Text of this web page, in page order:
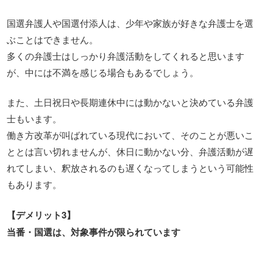
国選弁護人や国選付添人は、少年や家族が好きな弁護士を選
ぶことはできません。
多くの弁護士はしっかり弁護活動をしてくれると思います
が、中には不満を感じる場合もあるでしょう。
また、土日祝日や長期連休中には動かないと決めている弁護
士もいます。
働き方改革が叫ばれている現代において、そのことが悪いこ
ととは言い切れませんが、休日に動かない分、弁護活動が遅
れてしまい、釈放されるのも遅くなってしまうという可能性
もあります。
【デメリット3】
当番・国選は、対象事件が限られています